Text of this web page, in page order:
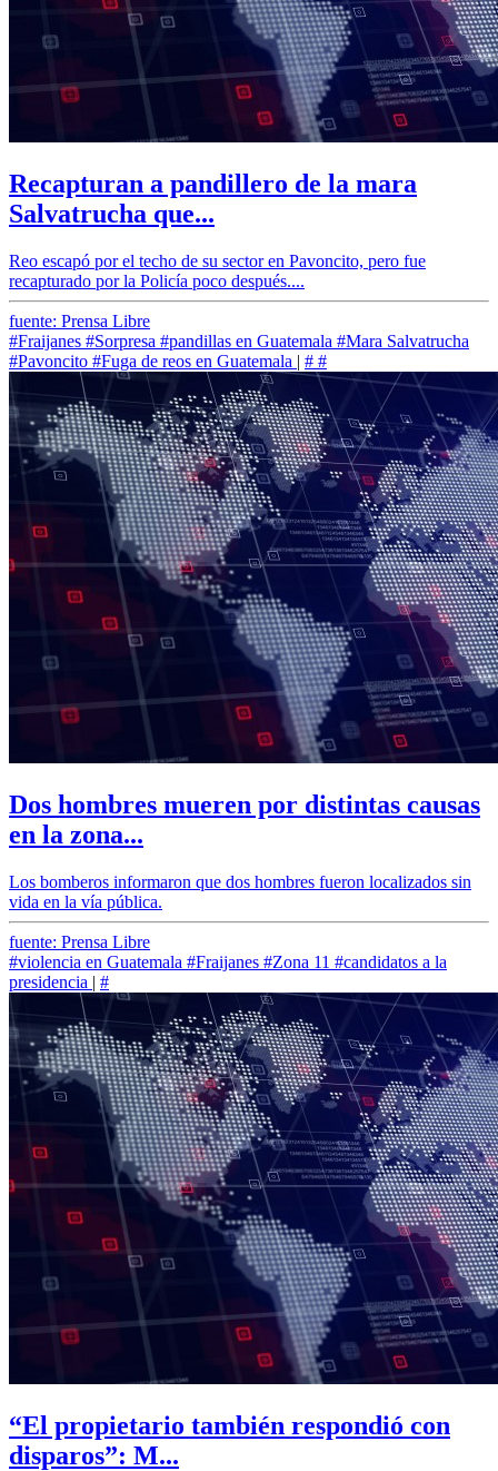
Recapturan a pandillero de la mara
Salvatrucha que...
Reo escapó por el techo de su sector en Pavoncito, pero fue
recapturado por la Policía poco después....
fuente: Prensa Libre
#Fraijanes #Sorpresa #pandillas en Guatemala #Mara Salvatrucha
#Pavoncito #Fuga de reos en Guatemala | # #
Dos hombres mueren por distintas causas
en la zona...
Los bomberos informaron que dos hombres fueron localizados sin
vida en la vía pública.
fuente: Prensa Libre
#violencia en Guatemala #Fraijanes #Zona 11 #candidatos a la
presidencia | #
“El propietario también respondió con
disparos”: M...